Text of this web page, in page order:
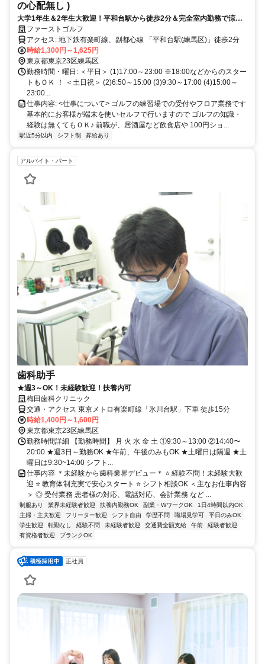
の心配無し )
大学1年生＆2年生大歓迎！平和台駅から徒歩2分＆完全室内勤務で涼し
く働きやすい♪カフェのような静かで落ち着いた環境で働いてみません
か？
ファーストゴルフ
アクセス: 地下鉄有楽町線、副都心線 「平和台駅(練馬区)」徒歩2分
時給1,300円～1,625円
東京都東京23区練馬区
勤務時間・曜日: ＜平日＞ (1)17:00～23:00 ※18:00などからのスター
トもＯＫ ！ ＜土日祝＞ (2)6:50～15:00 (3)9:30～17:00 (4)15:00～
23:00...
仕事内容: <仕事について> ゴルフの練習場での受付やフロア業務です
基本的にお客様が端末を使いセルフで行いますので ゴルフの知識・
経験は無くてもＯＫ♪ 前職が、居酒屋など飲食店や 100円ショ...
駅近5分以内 シフト制 昇給あり
アルバイト・パート
歯科助手
★週3～OK！未経験歓迎！扶養内可
梅田歯科クリニック
交通・アクセス 東京メトロ有楽町線「氷川台駅」下車 徒歩15分
時給1,400円～1,600円
東京都東京23区練馬区
勤務時間詳細 【勤務時間】 月 火 水 金 土 ①9:30～13:00 ②14:40〜
20:00 ★週3日～勤務OK ★午前、午後のみもOK ★土曜日は隔週 ★土
曜日は9:30~14:00 シフト...
仕事内容 ＊未経験から歯科業界デビュー＊ ⭐ 経験不問！未経験大歓
迎 ⭐ 教育体制充実で安心スタート ⭐ シフト相談OK ＜主なお仕事内容
＞ ◎ 受付業務 患者様の対応、電話対応、会計業務 など ...
制服あり 業界未経験者歓迎 扶養内勤務OK 副業・WワークOK
1日4時間以内OK
主婦・主夫歓迎
フリーター歓迎 シフト自由 学歴不問 職場見学可
平日のみOK
学生歓迎
転勤なし 経験不問 未経験者歓迎 交通費全額支給 午前
経験者歓迎
有資格者歓迎
ブランクOK
正社員